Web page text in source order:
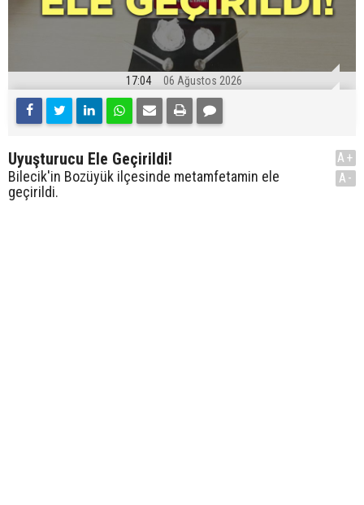
17:04 06 Ağustos 2026
Uyuşturucu Ele Geçirildi!
Bilecik'in Bozüyük ilçesinde metamfetamin ele
geçirildi.
A+
A-